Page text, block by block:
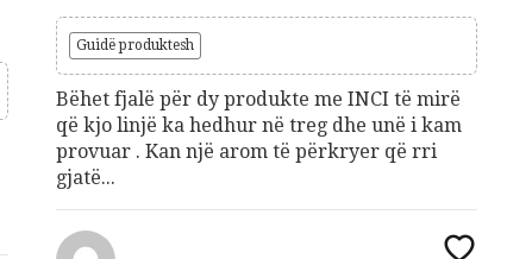
Guidë produktesh
Bëhet fjalë për dy produkte me INCI të mirë
që kjo linjë ka hedhur në treg dhe unë i kam
provuar . Kan një arom të përkryer që rri
gjatë...